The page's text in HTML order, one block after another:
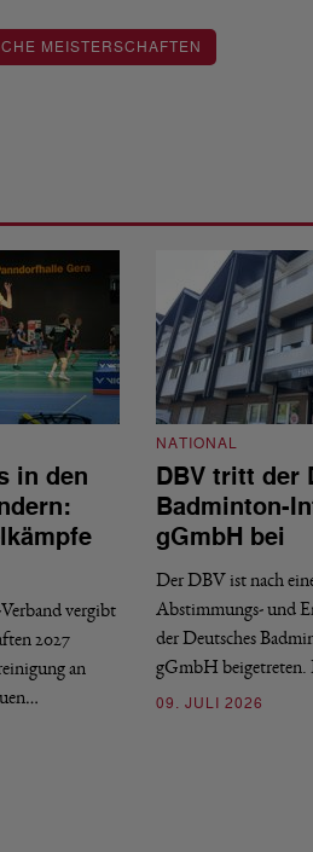
MEISTERSCHAFTEN
in den
vergibt
2027
an
NATIONAL
DBV tritt der
Badminton-
gGmbH bei
Der DBV ist nach
Abstimmungs- und
der Deutsches
gGmbH beigetreten.
09. JULI 2026